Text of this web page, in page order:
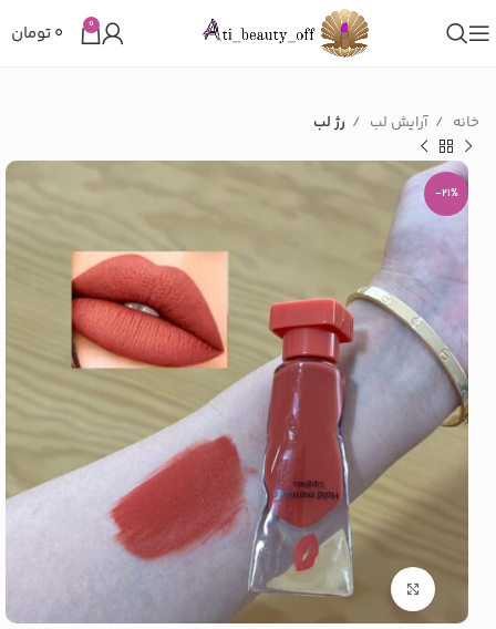
0 ۰تومان
خانه آرایش لب رژ لب
-21%
بزرگنمایی تصویر